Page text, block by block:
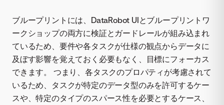
ブループリントには、DataRobot UIとブループリントワ
ークショップの両方に検証とガードレールが組み込まれ
ているため、要件や各タスクが仕様の観点からデータに
及ぼす影響を覚えておく必要もなく、目標にフォーカス
できます。 つまり、各タスクのプロパティが考慮されて
いるため、タスクが特定のデータ型のみを許可するケー
スや、特定のタイプのスパース性を必要とするケース、